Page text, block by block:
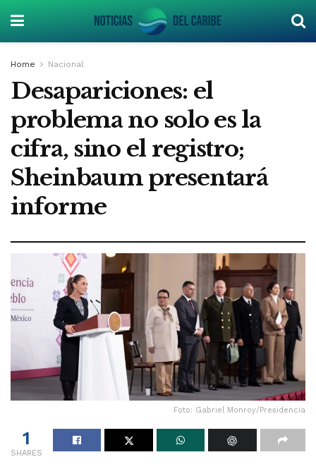
Home Nacional
Desapariciones: el
problema no solo es la
cifra, sino el registro;
Sheinbaum presentará
informe
Foto: Gabriel Monroy/Presidencia
1
SHARES